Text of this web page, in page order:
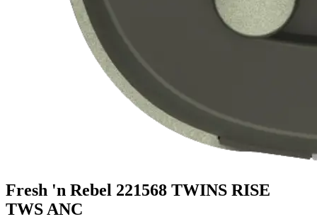
Fresh 'n Rebel 221568 TWINS RISE
TWS ANC